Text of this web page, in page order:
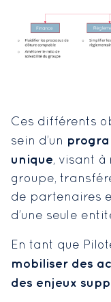
Ces différents
sein d’un
unique, visant à
groupe,
de partenaires
d’une seule
En tant que
mobiliser des
des enjeux